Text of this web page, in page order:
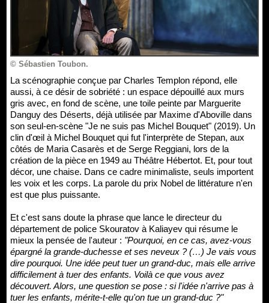
© Sébastien Toubon.
La scénographie conçue par Charles Templon répond, elle
aussi, à ce désir de sobriété : un espace dépouillé aux murs
gris avec, en fond de scène, une toile peinte par Marguerite
Danguy des Déserts, déjà utilisée par Maxime d'Aboville dans
son seul-en-scène "Je ne suis pas Michel Bouquet" (2019). Un
clin d'œil à Michel Bouquet qui fut l'interprète de Stepan, aux
côtés de Maria Casarès et de Serge Reggiani, lors de la
création de la pièce en 1949 au Théâtre Hébertot. Et, pour tout
décor, une chaise. Dans ce cadre minimaliste, seuls importent
les voix et les corps. La parole du prix Nobel de littérature n'en
est que plus puissante.
Et c'est sans doute la phrase que lance le directeur du
département de police Skouratov à Kaliayev qui résume le
mieux la pensée de l'auteur : "Pourquoi, en ce cas, avez-vous
épargné la grande-duchesse et ses neveux ? (…) Je vais vous
dire pourquoi. Une idée peut tuer un grand-duc, mais elle arrive
difficilement à tuer des enfants. Voilà ce que vous avez
découvert. Alors, une question se pose : si l'idée n'arrive pas à
tuer les enfants, mérite-t-elle qu'on tue un grand-duc ?"